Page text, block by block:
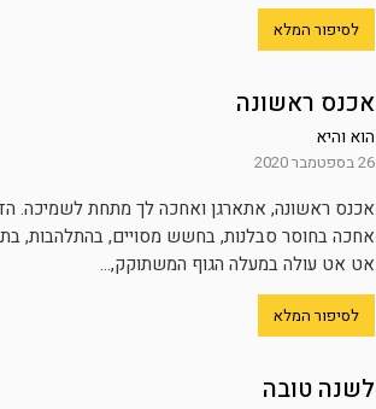
לסיפור המלא
אכנס ראשונה
הוא והיא
26 בספטמבר 2020
אכנס ראשונה, אתארגן ואחכה לך מתחת לשמיכה.
אחכה בחוסר סבלנות, בחשש מסויים, בהתלהבות,
אט אט עולה במעלה הגוף המשתוקק,...
לסיפור המלא
לשנה טובה